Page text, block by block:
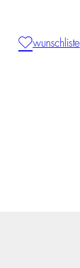
wunschliste